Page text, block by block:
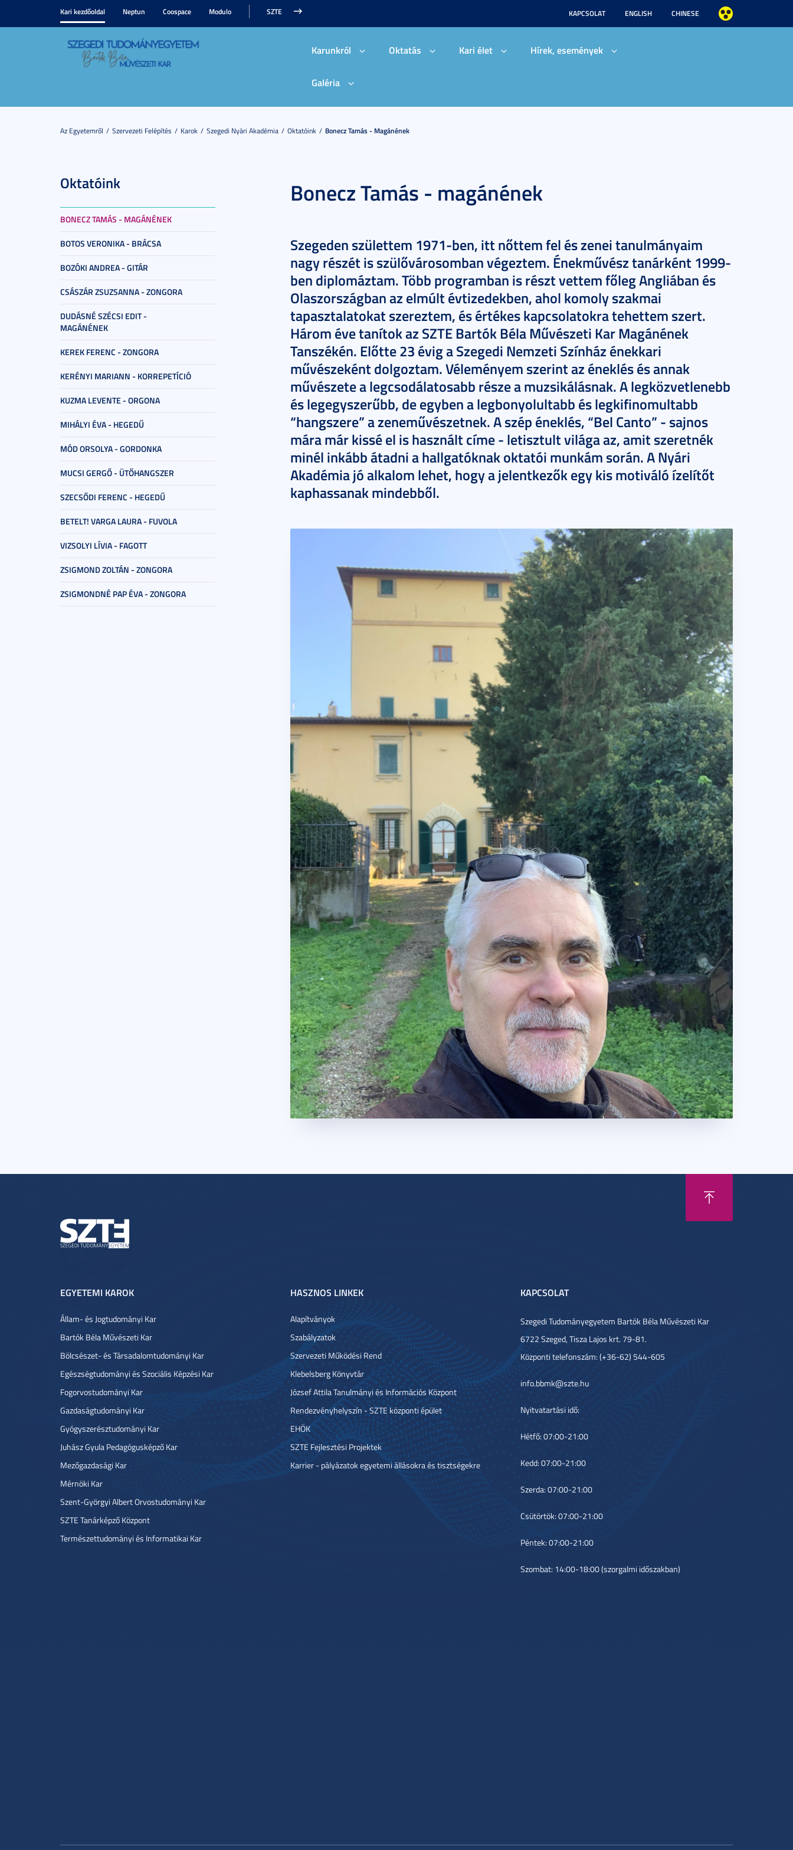
Kari kezdőoldal Neptun Coospace Modulo SZTE KAPCSOLAT ENGLISH CHINESE
Karunkról Oktatás Kari élet Hírek, események
Galéria
Az Egyetemről Szervezeti Felépítés Karok Szegedi Nyári Akadémia Oktatóink Bonecz Tamás - Magánének
Oktatóink
BONECZ TAMÁS - MAGÁNÉNEK
BOTOS VERONIKA - BRÁCSA
BOZÓKI ANDREA - GITÁR
CSÁSZÁR ZSUZSANNA - ZONGORA
DUDÁSNÉ SZÉCSI EDIT -
MAGÁNÉNEK
KEREK FERENC - ZONGORA
KERÉNYI MARIANN - KORREPETÍCIÓ
KUZMA LEVENTE - ORGONA
MIHÁLYI ÉVA - HEGEDŰ
MÓD ORSOLYA - GORDONKA
MUCSI GERGŐ - ÜTŐHANGSZER
SZECSŐDI FERENC - HEGEDŰ
BETELT! VARGA LAURA - FUVOLA
VIZSOLYI LÍVIA - FAGOTT
ZSIGMOND ZOLTÁN - ZONGORA
ZSIGMONDNÉ PAP ÉVA - ZONGORA
Bonecz Tamás - magánének
Szegeden születtem 1971-ben, itt nőttem fel és zenei tanulmányaim
nagy részét is szülővárosomban végeztem. Énekművész tanárként 1999-
ben diplomáztam. Több programban is részt vettem főleg Angliában és
Olaszországban az elmúlt évtizedekben, ahol komoly szakmai
tapasztalatokat szereztem, és értékes kapcsolatokra tehettem szert.
Három éve tanítok az SZTE Bartók Béla Művészeti Kar Magánének
Tanszékén. Előtte 23 évig a Szegedi Nemzeti Színház énekkari
művészeként dolgoztam. Véleményem szerint az éneklés és annak
művészete a legcsodálatosabb része a muzsikálásnak. A legközvetlenebb
és legegyszerűbb, de egyben a legbonyolultabb és legkifinomultabb
“hangszere” a zeneművészetnek. A szép éneklés, “Bel Canto” - sajnos
mára már kissé el is használt címe - letisztult világa az, amit szeretnék
minél inkább átadni a hallgatóknak oktatói munkám során. A Nyári
Akadémia jó alkalom lehet, hogy a jelentkezők egy kis motiváló ízelítőt
kaphassanak mindebből.
EGYETEMI KAROK
Állam- és Jogtudományi Kar
Bartók Béla Művészeti Kar
Bölcsészet- és Társadalomtudományi Kar
Egészségtudományi és Szociális Képzési Kar
Fogorvostudományi Kar
Gazdaságtudományi Kar
Gyógyszerésztudományi Kar
Juhász Gyula Pedagógusképző Kar
Mezőgazdasági Kar
Mérnöki Kar
Szent-Györgyi Albert Orvostudományi Kar
SZTE Tanárképző Központ
Természettudományi és Informatikai Kar
HASZNOS LINKEK
Alapítványok
Szabályzatok
Szervezeti Működési Rend
Klebelsberg Könyvtár
József Attila Tanulmányi és Információs Központ
Rendezvényhelyszín - SZTE központi épület
EHÖK
SZTE Fejlesztési Projektek
Karrier - pályázatok egyetemi állásokra és tisztségekre
KAPCSOLAT
Szegedi Tudományegyetem Bartók Béla Művészeti Kar
6722 Szeged, Tisza Lajos krt. 79-81.
Központi telefonszám: (+36-62) 544-605
info.bbmk@szte.hu
Nyitvatartási idő:
Hétfő: 07:00-21:00
Kedd: 07:00-21:00
Szerda: 07:00-21:00
Csütörtök: 07:00-21:00
Péntek: 07:00-21:00
Szombat: 14:00-18:00 (szorgalmi időszakban)